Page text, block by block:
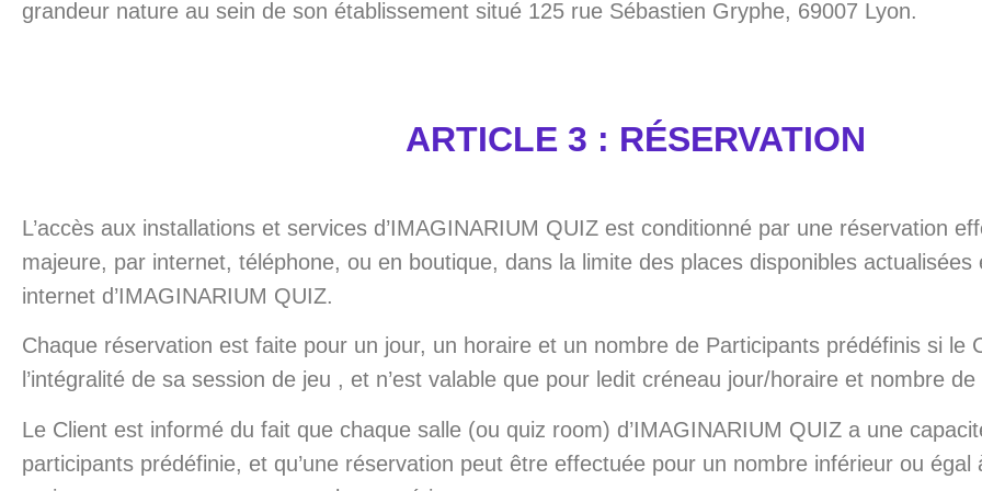
grandeur nature au sein de son établissement situé 125 rue Sébastien Gryphe, 69007 Lyon.
ARTICLE 3 : RÉSERVATION
L’accès aux installations et services d’IMAGINARIUM QUIZ est conditionné par une réservation
majeure, par internet, téléphone, ou en boutique, dans la limite des places disponibles
internet d’IMAGINARIUM QUIZ.
Chaque réservation est faite pour un jour, un horaire et un nombre de Participants prédéfinis si le
l’intégralité de sa session de jeu , et n’est valable que pour ledit créneau jour/horaire et nombre
Le Client est informé du fait que chaque salle (ou quiz room) d’IMAGINARIUM QUIZ a une
participants prédéfinie, et qu’une réservation peut être effectuée pour un nombre inférieur ou égal